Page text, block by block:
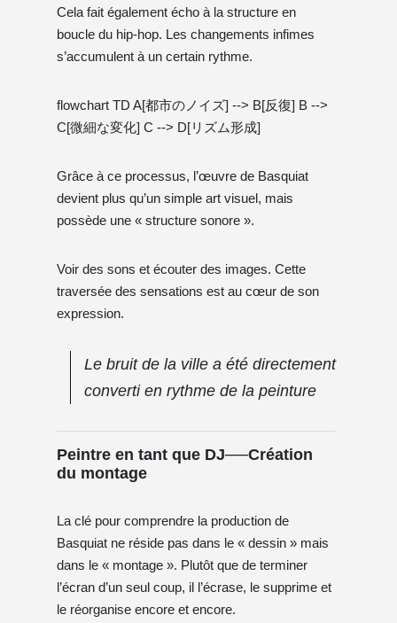
Cela fait également écho à la structure en
boucle du hip-hop. Les changements infimes
s’accumulent à un certain rythme.
flowchart TD A[都市のノイズ] --> B[反復] B -->
C[微細な変化] C --> D[リズム形成]
Grâce à ce processus, l’œuvre de Basquiat
devient plus qu’un simple art visuel, mais
possède une « structure sonore ».
Voir des sons et écouter des images. Cette
traversée des sensations est au cœur de son
expression.
Le bruit de la ville a été directement
converti en rythme de la peinture
Peintre en tant que DJ──Création
du montage
La clé pour comprendre la production de
Basquiat ne réside pas dans le « dessin » mais
dans le « montage ». Plutôt que de terminer
l’écran d’un seul coup, il l’écrase, le supprime et
le réorganise encore et encore.